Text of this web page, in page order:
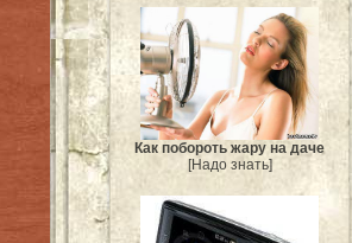
Как побороть жару на даче
[Надо знать]